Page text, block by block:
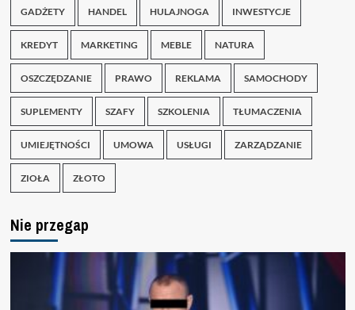
GADŻETY HANDEL HULAJNOGA INWESTYCJE
KREDYT MARKETING MEBLE NATURA
OSZCZĘDZANIE PRAWO REKLAMA SAMOCHODY
SUPLEMENTY SZAFY SZKOLENIA TŁUMACZENIA
UMIEJĘTNOŚCI UMOWA USŁUGI ZARZĄDZANIE
ZIOŁA ZŁOTO
Nie przegap